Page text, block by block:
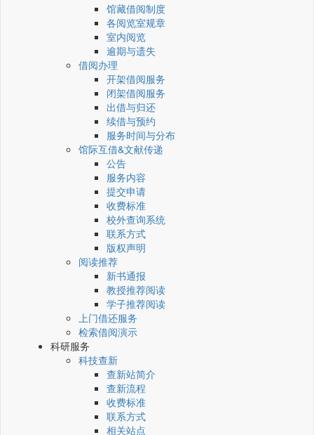
馆藏借阅制度
各阅览室规章
室内阅览
逾期与遗失
借阅办理
开架借阅服务
闭架借阅服务
出借与归还
续借与预约
服务时间与分布
馆际互借&文献传递
公告
服务内容
提交申请
收费标准
校外查询系统
联系方式
版权声明
阅读推荐
新书通报
教授推荐阅读
学子推荐阅读
上门借还服务
检索借阅演示
科研服务
科技查新
查新站简介
查新流程
收费标准
联系方式
相关站点